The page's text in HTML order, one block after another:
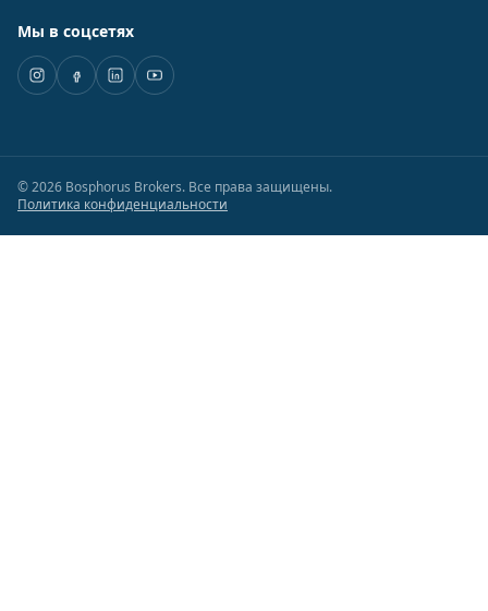
Мы в соцсетях
©2026 Bosphorus Brokers. Все права защищены.
Политика конфиденциальности